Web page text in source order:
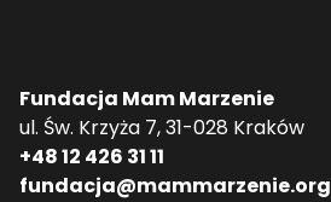
Fundacja Mam Marzenie
ul. Św. Krzyża 7, 31-028 Kraków
+48 12 426 31 11
fundacja@mammarzenie.org